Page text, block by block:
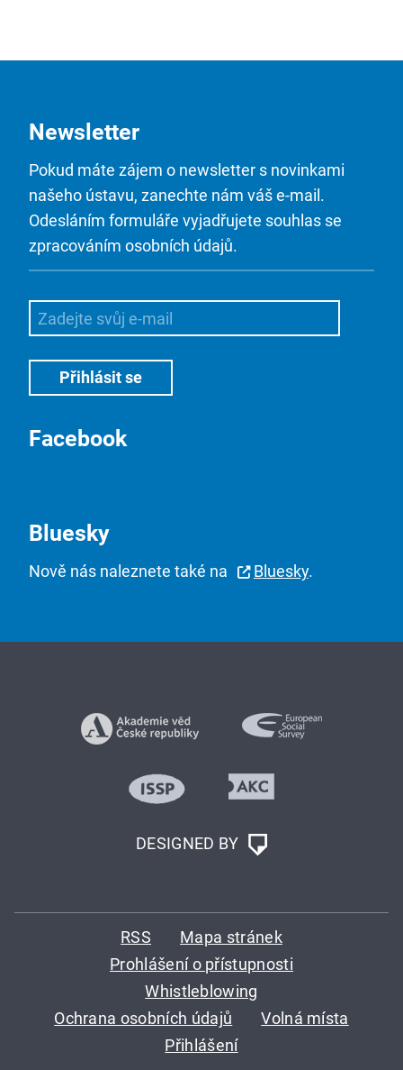
Newsletter
Pokud máte zájem o newsletter s novinkami
našeho ústavu, zanechte nám váš e-mail.
Odesláním formuláře vyjadřujete souhlas se
zpracováním osobních údajů.
Facebook
Bluesky
Nově nás naleznete také na Bluesky.
DESIGNED BY
RSS
Mapa stránek
Prohlášení o přístupnosti
Whistleblowing
Ochrana osobních údajů
Volná místa
Přihlášení